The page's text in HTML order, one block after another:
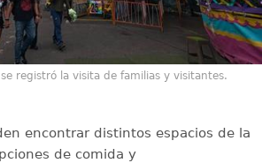
registró la visita de familias y visitantes.
encontrar distintos espacios de la
de comida y